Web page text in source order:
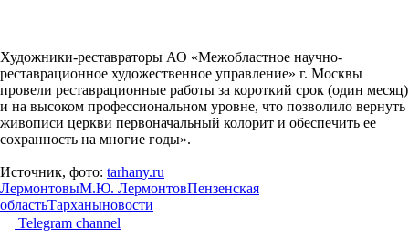
Художники-реставраторы АО «Межобластное научно-
реставрационное художественное управление» г. Москвы
провели реставрационные работы за короткий срок (один месяц)
и на высоком профессиональном уровне, что позволило вернуть
живописи церкви первоначальный колорит и обеспечить ее
сохранность на многие годы».
Источник, фото: tarhany.ru
ЛермонтовыМ.Ю. ЛермонтовПензенская
областьТарханыновости
Telegram channel